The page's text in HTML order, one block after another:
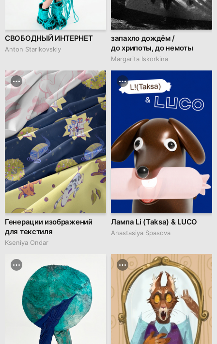
СВОБОДНЫЙ ИНТЕРНЕТ
Anton Starikovskiy
запахло дождём /
до хрипоты, до немоты
Margarita Iskorkina
Генерации изображений
для текстиля
Kseniya Ondar
Лампа Li (Taksa) & LUCO
Anastasiya Spasova